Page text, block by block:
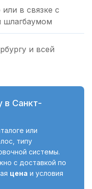
в связке с
шлагбаумом
и всей
в Санкт-
или
типу
системы.
с доставкой по
цена и условия